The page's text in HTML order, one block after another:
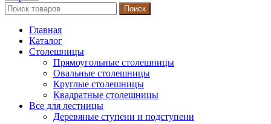
Поиск
Главная
Каталог
Столешницы
Прямоугольные столешницы
Овальные столешницы
Круглые столешницы
Квадратные столешницы
Все для лестницы
Деревяные ступени и подступени